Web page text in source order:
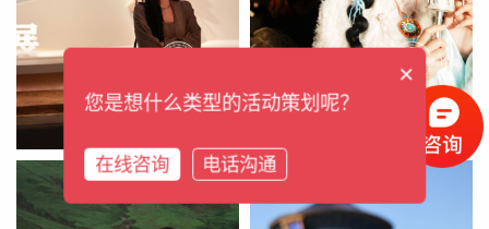
×
您是想什么类型的活动策划呢？
在线咨询 电话沟通